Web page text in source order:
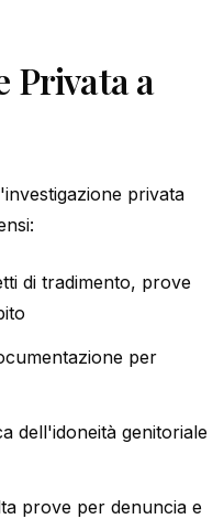
Privata a
privata
di tradimento, prove
per
dell'idoneità genitoriale
prove per denuncia e